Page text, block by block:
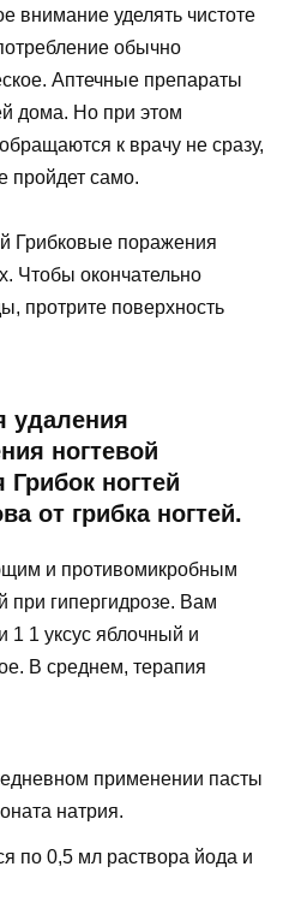
внимание уделять чистоте
обычно
Аптечные препараты
дома. Но при этом
к врачу не сразу,
пройдет само.
Грибковые поражения
Чтобы окончательно
протрите поверхность
удаления
ногтевой
ногтей
от грибка ногтей.
и противомикробным
гипергидрозе. Вам
1 1 уксус яблочный и
В среднем, терапия
применении пасты
натрия.
по 0,5 мл раствора йода и